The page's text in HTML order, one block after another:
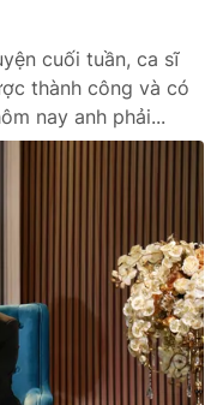
cuối tuần, ca sĩ
thành công và có
nay anh phải...